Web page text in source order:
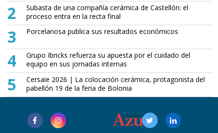
2
Subasta de una compañía cerámica de Castellón: el
proceso entra en la recta final
3 Porcelanosa publica sus resultados económicos
4
Grupo Ibricks refuerza su apuesta por el cuidado del
equipo en sus jornadas internas
5
Cersaie 2026 | La colocación cerámica, protagonista del
pabellón 19 de la feria de Bolonia